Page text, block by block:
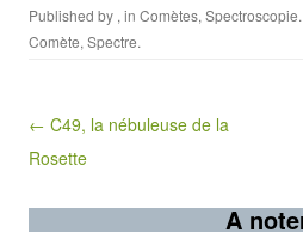
Published by , in Comètes, Spectroscopie
Comète, Spectre.
Post navigation
← C49, la nébuleuse de la
Rosette
A